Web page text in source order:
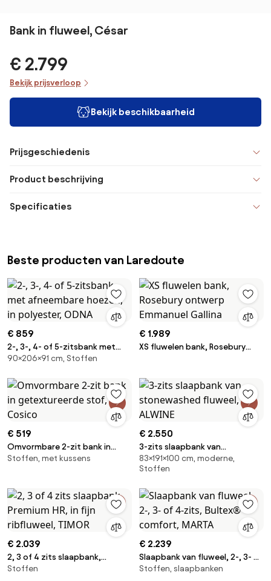
Bank in fluweel, César
€ 2.799
Bekijk prijsverloop
Bekijk beschikbaarheid
Prijsgeschiedenis
Product beschrijving
Specificaties
Beste producten van Laredoute
€ 859
2-, 3-, 4- of 5-zitsbank met
afneembare hoezen, in
90×206×91 cm, Stoffen
€ 1.989
XS fluwelen bank, Rosebury
€ 519
Omvormbare 2-zit bank in
getextureerde stof, Cosico
Stoffen, met kussens
€ 2.550
3-zits slaapbank van
stonewashed fluweel, ALWINE
83×191×100 cm, moderne,
Stoffen
€ 2.039
2, 3 of 4 zits slaapbank,
Premium HR, in fijn ribfluweel,
Stoffen
€ 2.239
Slaapbank van fluweel, 2-, 3- of
4-zits, Bultex® comfort, MARTA
Stoffen, slaapbanken